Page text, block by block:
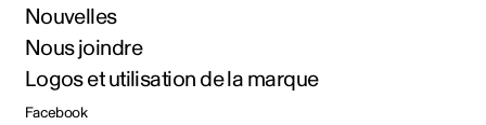
Nouvelles
Nous joindre
Logos et utilisation de la marque
Facebook